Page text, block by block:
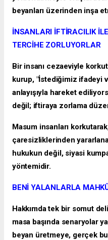
beyanları üzerinden inşa
İNSANLARI İFTİRACILIK
TERCİHE ZORLUYORLAR
Bir insanı cezaeviyle
kurup, "İstediğimiz ifadeyi
anlayışıyla hareket
değil; iftiraya zorlama
Masum insanları
çaresizliklerinden
hukukun değil, siyasi
yöntemidir.
BENİ YALANLARLA
Hakkımda tek bir somut
masa başında senaryolar
beyan üretmeye, gerçek